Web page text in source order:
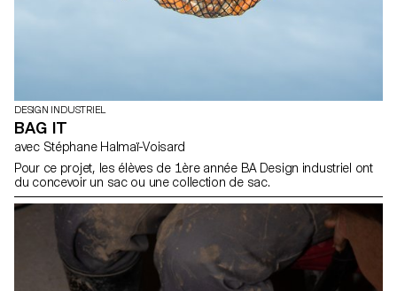
DESIGN INDUSTRIEL
BAG IT
avec Stéphane Halmaï-Voisard
Pour ce projet, les élèves de 1ère année BA Design industriel ont
du concevoir un sac ou une collection de sac.